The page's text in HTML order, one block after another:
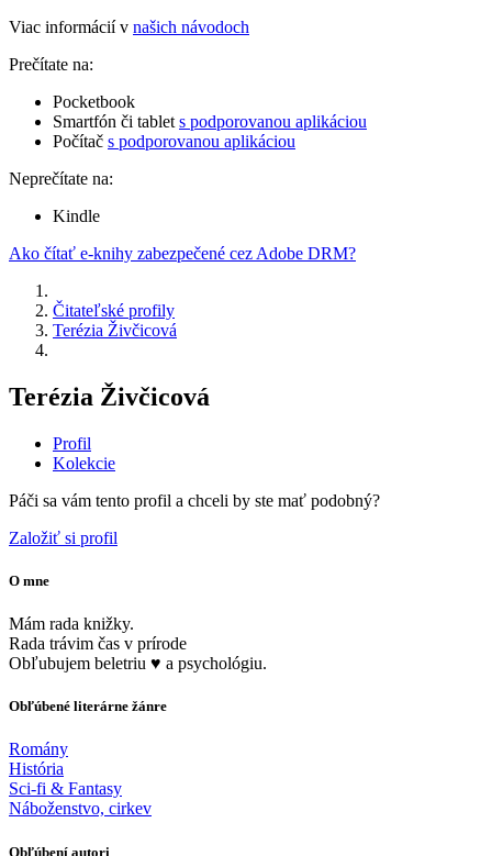
Viac informácií v našich návodoch
Prečítate na:
Pocketbook
Smartfón či tablet s podporovanou aplikáciou
Počítač s podporovanou aplikáciou
Neprečítate na:
Kindle
Ako čítať e-knihy zabezpečené cez Adobe DRM?
Čitateľské profily
Terézia Živčicová
Terézia Živčicová
Profil
Kolekcie
Páči sa vám tento profil a chceli by ste mať podobný?
Založiť si profil
O mne
Mám rada knižky.
Rada trávim čas v prírode
Obľubujem beletriu ♥️ a psychológiu.
Obľúbené literárne žánre
Romány
História
Sci-fi & Fantasy
Náboženstvo, cirkev
Obľúbení autori